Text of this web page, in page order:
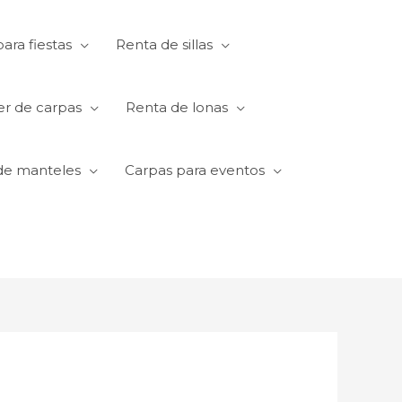
fiestas Renta de sillas
de carpas Renta de lonas
manteles Carpas para eventos